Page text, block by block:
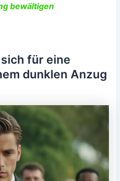
bewältigen
für eine
dunklen Anzug